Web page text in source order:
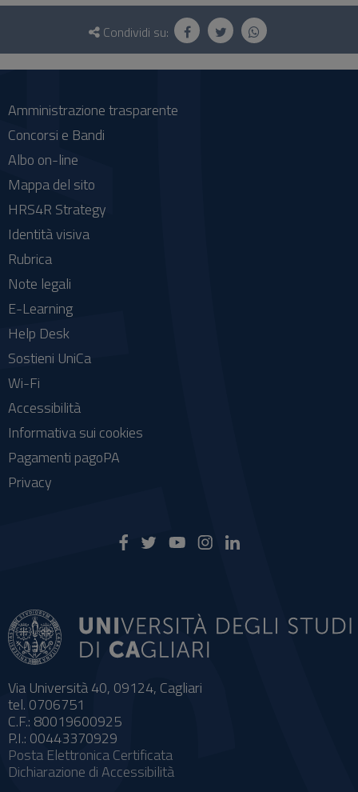
Questionario
social
Condividi su:
Via Università 40, 09124, Cagliari
tel. 0706751
C.F.: 80019600925
P.I.: 00443370929
Posta Elettronica Certificata
Dichiarazione di Accessibilità
Amministrazione trasparente
Concorsi e Bandi
Albo on-line
Mappa del sito
HRS4R Strategy
Identità visiva
Rubrica
Note legali
E-Learning
Help Desk
Sostieni UniCa
Wi-Fi
Accessibilità
Informativa sui cookies
Pagamenti pagoPA
Privacy